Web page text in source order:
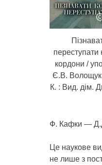
кордони /
Є.В.
К. : Вид. дім.
Ф. Кафки —
Це наукове
не лише з